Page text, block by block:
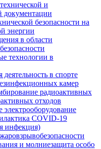
и
документации
безопасности на
энергии
в области
технологии в
в спорте
камер
радиоактивных
отходов
COVID-19
инфекция)
и молниезащита особо